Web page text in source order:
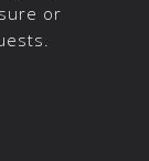
or